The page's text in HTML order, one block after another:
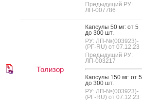
Предыдущий РУ:
ЛП-007786
Толизор
Кап­су­лы 50 мг: от 5
до 300 шт.
РУ: ЛП-№(003923)-
(РГ-RU) от 07.12.23
Предыдущий РУ:
ЛП-003217
Кап­су­лы 150 мг: от 5
до 300 шт.
РУ: ЛП-№(003923)-
(РГ-RU) от 07.12.23